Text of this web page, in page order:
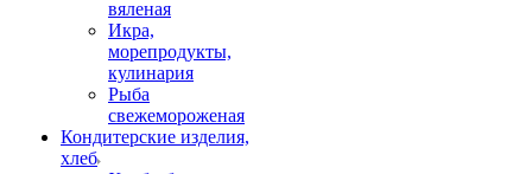
вяленая
Икра,
морепродукты,
кулинария
Рыба
свежемороженая
Кондитерские изделия,
хлеб